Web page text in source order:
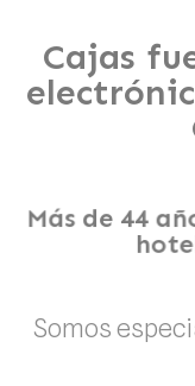
Cajas
Más de 44
Somos